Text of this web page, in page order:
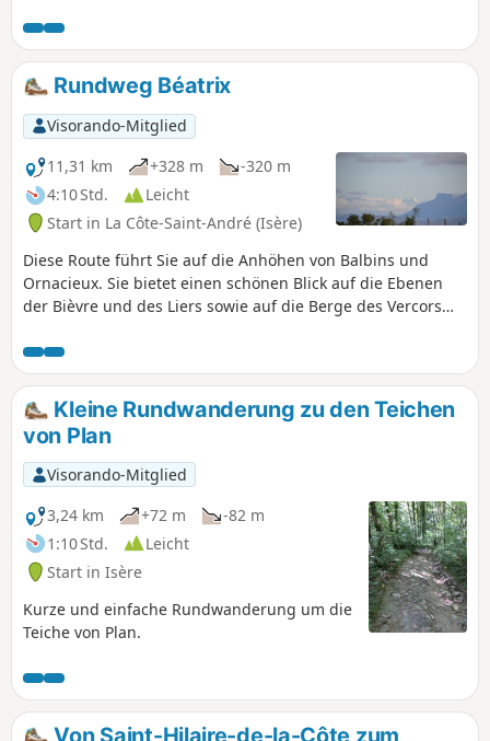
du Chat im Nordosten, über den Vercors,
Belledonne und die Chartreuse. Von
bestimmten Aussichtspunkten aus kann
man an klaren Tagen sogar den Gipfel des
Mont-Blanc sehen. Auf dem Rückweg
kommen Sie an den wichtigsten
Sehenswürdigkeiten des Dorfes vorbei.
Rundweg Béatrix
Visorando-Mitglied
11,31 km
+328 m
-320 m
4:10 Std.
Leicht
Start in La Côte-Saint-André (Isère)
Diese Route führt Sie auf die Anhöhen von Balbins und
Ornacieux. Sie bietet einen schönen Blick auf die Ebenen
der Bièvre und des Liers sowie auf die Berge des Vercors
Kleine Rundwanderung zu den Teichen
von Plan
Visorando-Mitglied
3,24 km
+72 m
-82 m
1:10 Std.
Leicht
Start in Isère
Kurze und einfache Rundwanderung um die
Teiche von Plan.
Von Saint-Hilaire-de-la-Côte zum